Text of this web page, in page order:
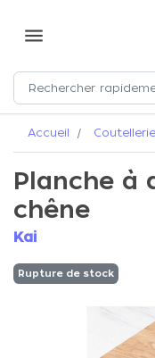
menu
Accueil
Planche à
chêne
Kai
Rupture de stock